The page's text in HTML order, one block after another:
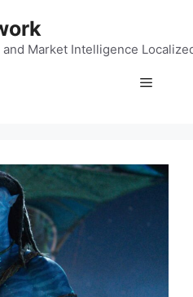
and Market Intelligence
Menu